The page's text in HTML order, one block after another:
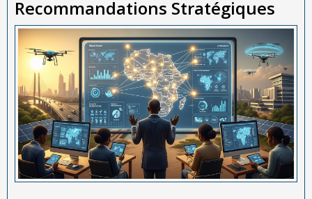
Recommandations Stratégiques